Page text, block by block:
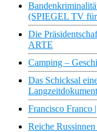
(SPIEGEL TV
Die
ARTE
Camping –
Das Schicksal
Francisco Franco
Reiche